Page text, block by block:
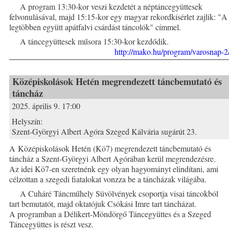
A program 13:30-kor veszi kezdetét a néptáncegyüttesek
felvonulásával, majd 15:15-kor egy magyar rekordkísérlet zajlik: "A
legtöbben együtt apátfalvi csárdást táncolók" címmel.
A táncegyüttesek műsora 15:30-kor kezdődik.
http://mako.hu/program/varosnap-
Középiskolások Hetén megrendezett táncbemutató és
táncház
2025. április 9. 17:00
Helyszín:
Szent-Györgyi Albert Agóra Szeged Kálvária sugárút 23.
A Középiskolások Hetén (Kö7) megrendezett táncbemutató és
táncház a Szent-Györgyi Albert Agórában kerül megrendezésre.
Az idei Kö7-en szeretnénk egy olyan hagyományt elindítani, ami
célzottan a szegedi fiatalokat vonzza be a táncházak világába.
A Cuháré Táncműhely Süvölvények csoportja visai táncokból
tart bemutatót, majd oktatójuk Csókási Imre tart táncházat.
A programban a Délikert-Möndörgő Táncegyüttes és a Szeged
Táncegyüttes is részt vesz.